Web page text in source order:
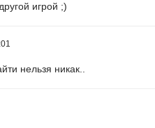
игрой ;)
нельзя никак..